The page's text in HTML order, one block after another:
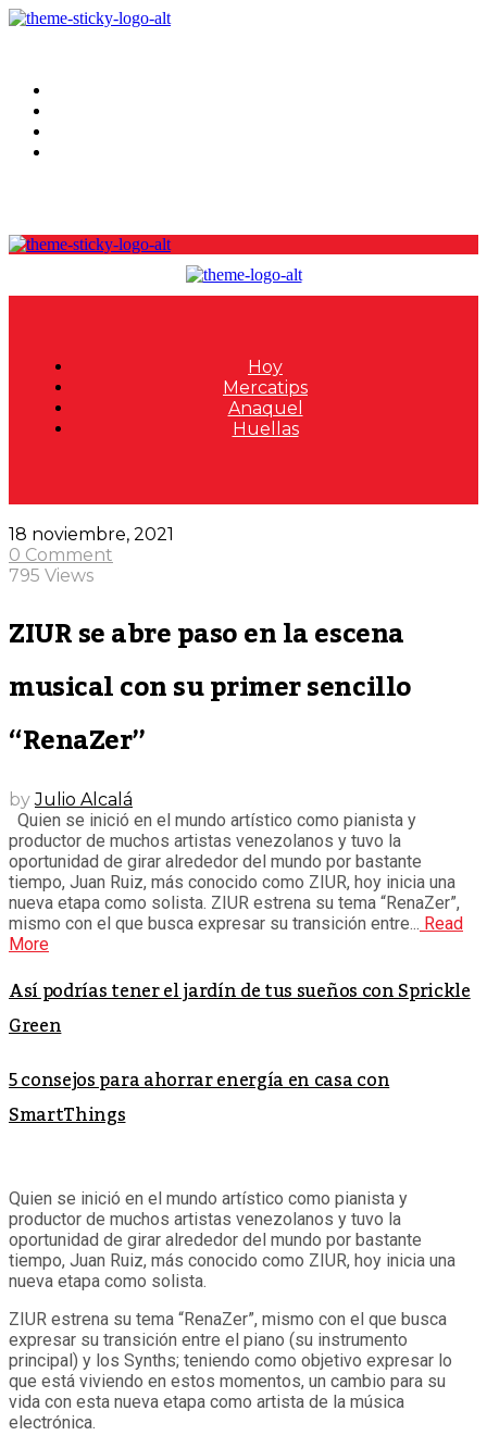
Hoy
Mercatips
Anaquel
Huellas
18 noviembre, 2021
0 Comment
795 Views
ZIUR se abre paso en la escena
musical con su primer sencillo
“RenaZer”
byJulio Alcalá
Quien se inició en el mundo artístico como pianista y
productor de muchos artistas venezolanos y tuvo la
oportunidad de girar alrededor del mundo por bastante
tiempo, Juan Ruiz, más conocido como ZIUR, hoy inicia una
nueva etapa como solista. ZIUR estrena su tema “RenaZer”,
mismo con el que busca expresar su transición entre... Read
More
Así podrías tener el jardín de tus sueños con Sprickle
Green
5 consejos para ahorrar energía en casa con
SmartThings
Quien se inició en el mundo artístico como pianista y
productor de muchos artistas venezolanos y tuvo la
oportunidad de girar alrededor del mundo por bastante
tiempo, Juan Ruiz, más conocido como ZIUR, hoy inicia una
nueva etapa como solista.
ZIUR estrena su tema “RenaZer”, mismo con el que busca
expresar su transición entre el piano (su instrumento
principal) y los Synths; teniendo como objetivo expresar lo
que está viviendo en estos momentos, un cambio para su
vida con esta nueva etapa como artista de la música
electrónica.